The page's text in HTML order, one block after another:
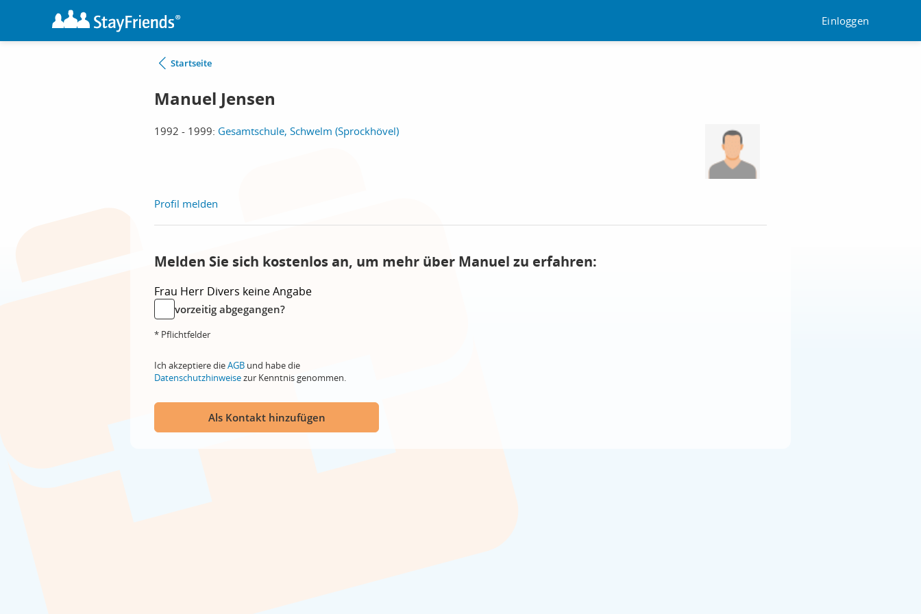
Einloggen
Startseite
Manuel Jensen
1992 - 1999: Gesamtschule, Schwelm (Sprockhövel)
Profil melden
Melden Sie sich kostenlos an, um mehr über Manuel zu erfahren:
Frau Herr Divers keine Angabe
vorzeitig abgegangen?
* Pflichtfelder
Ich akzeptiere dieAGB und habe die
Datenschutzhinweisezur Kenntnis genommen.
Als Kontakt hinzufügen